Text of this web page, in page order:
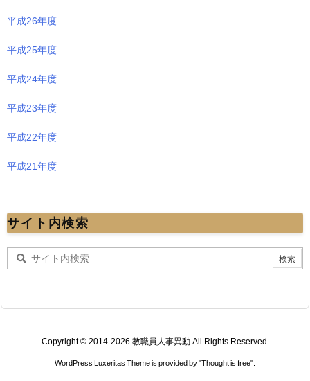
平成26年度
平成25年度
平成24年度
平成23年度
平成22年度
平成21年度
サイト内検索
Copyright © 2014-2026 教職員人事異動All Rights Reserved.
WordPress Luxeritas Theme is provided by "Thought is free".